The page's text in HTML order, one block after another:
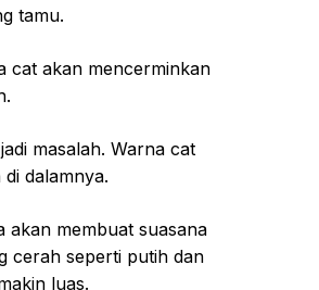
tamu.
cat akan mencerminkan
masalah. Warna cat
dalamnya.
akan membuat suasana
cerah seperti putih dan
luas.